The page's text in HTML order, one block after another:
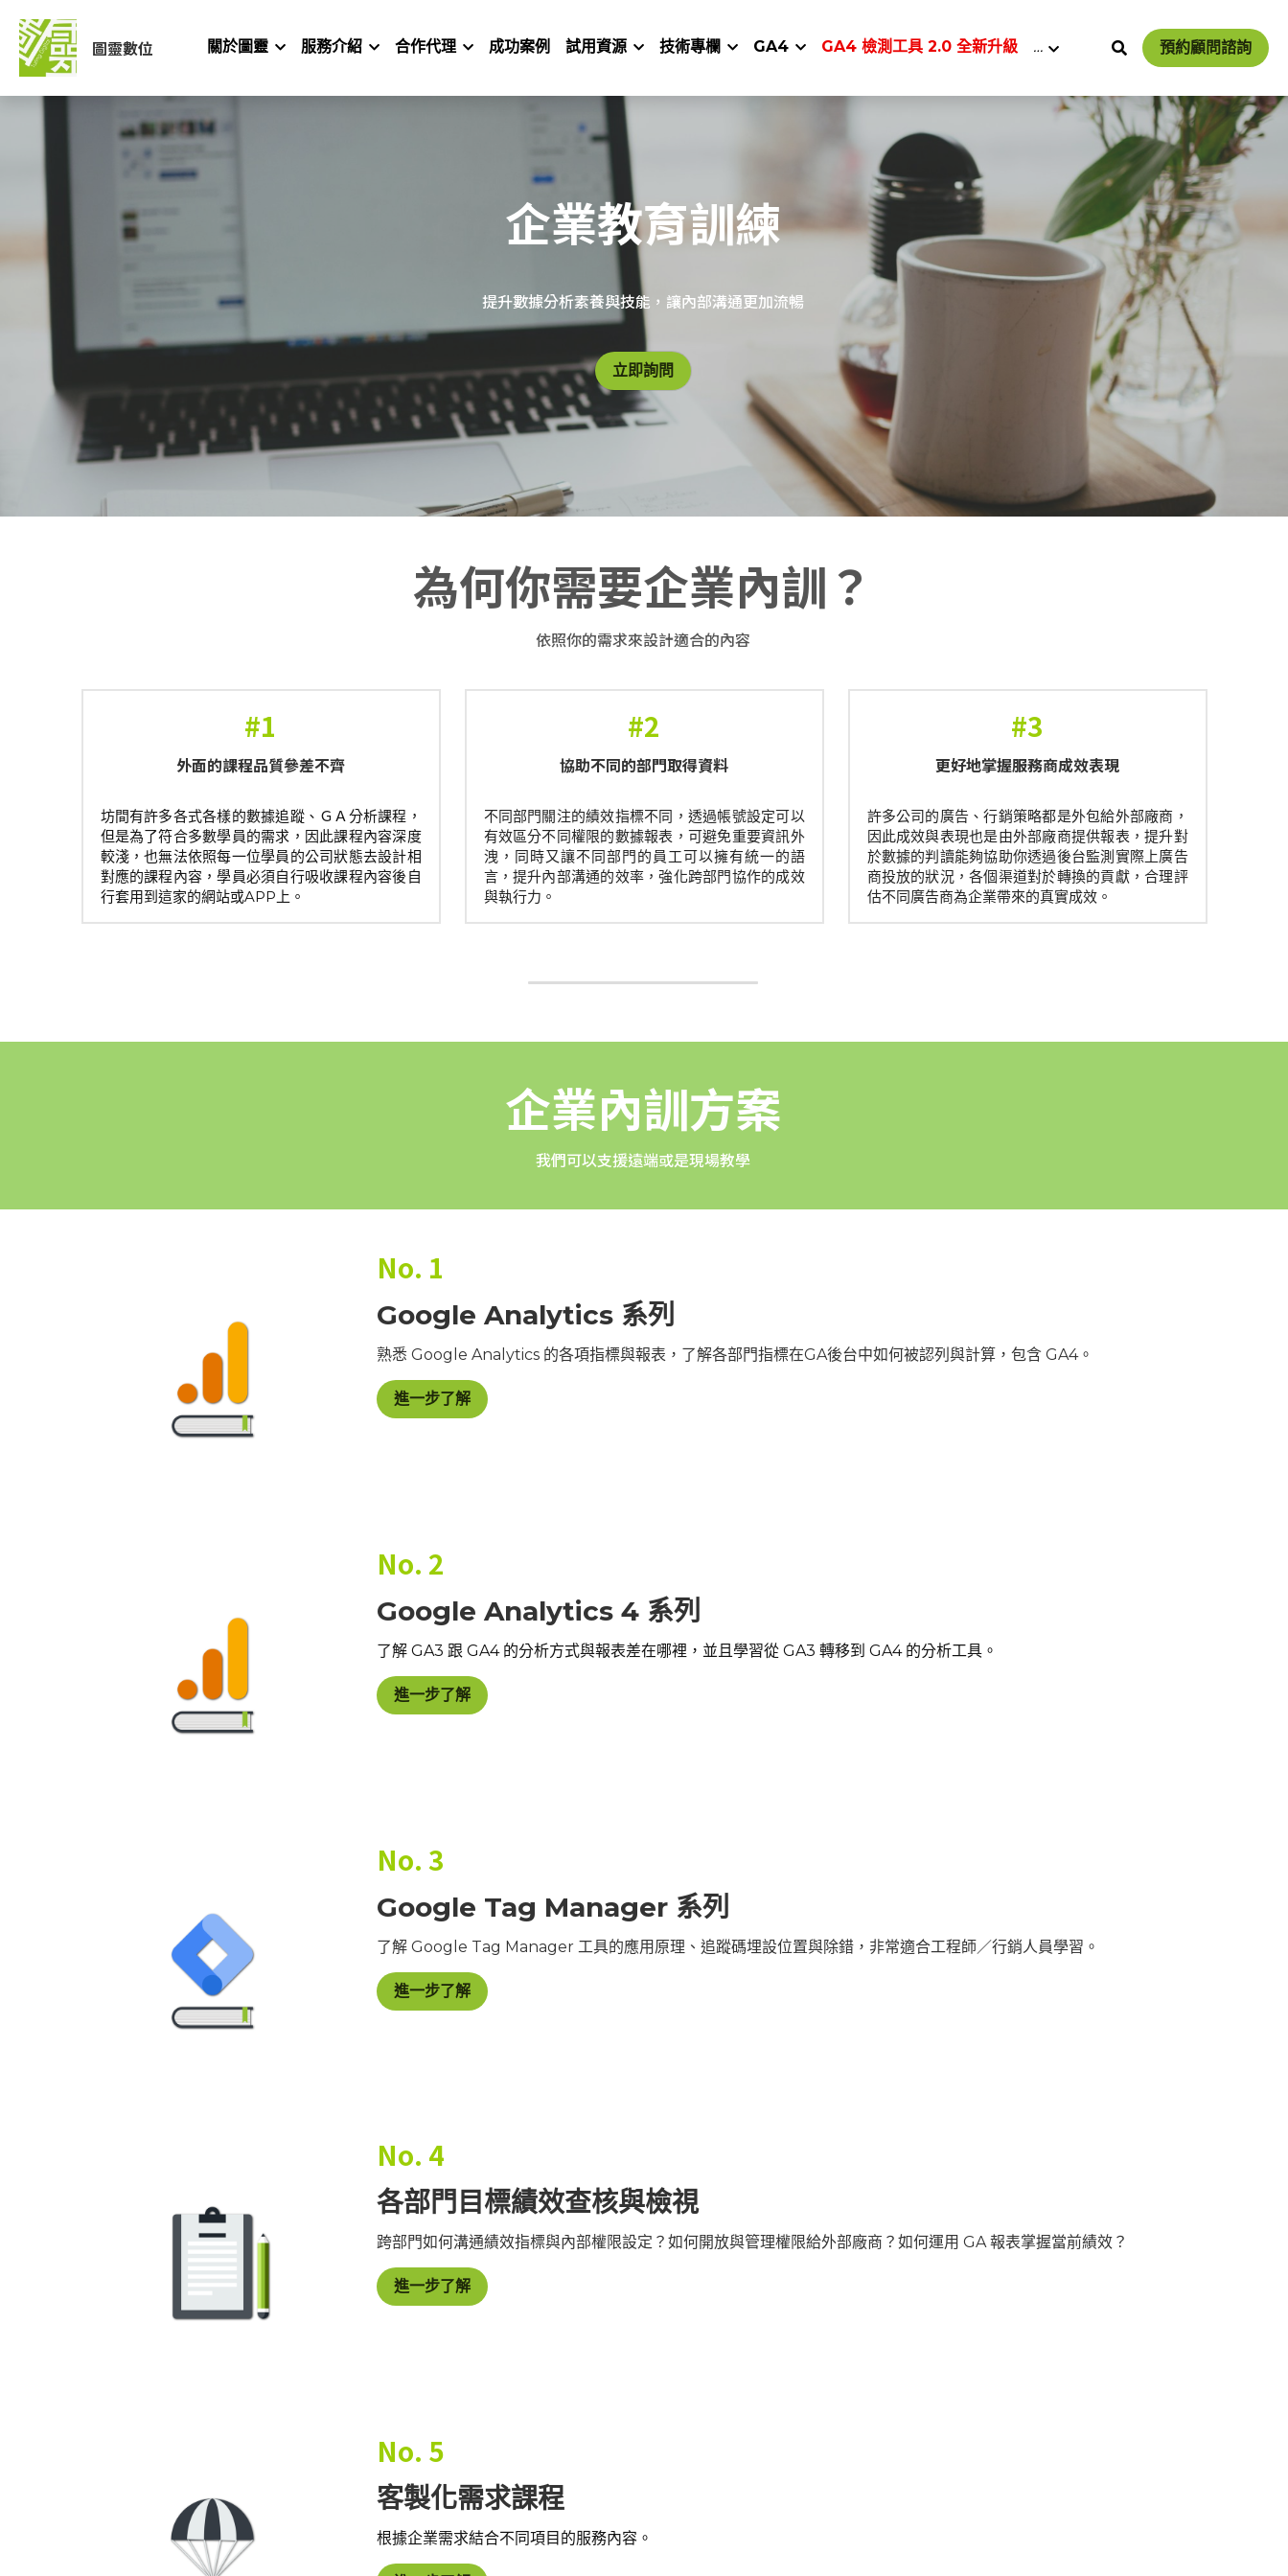
圖靈數位 關於圖靈 服務介紹 合作代理 成功案例 試用資源 技術專欄 GA4 GA4 檢測工具 2.0 全新升級 … 預約顧問諮詢
企業教育訓練
提升數據分析素養與技能，讓內部溝通更加流暢
立即詢問
為何你需要企業內訓？
依照你的需求來設計適合的內容
#1
外面的課程品質參差不齊
坊間有許多各式各樣的數據追蹤、ＧＡ分析課程，
但是為了符合多數學員的需求，因此課程內容深度
較淺，也無法依照每一位學員的公司狀態去設計相
對應的課程內容，學員必須自行吸收課程內容後自
行套用到這家的網站或APP上。
#2
協助不同的部門取得資料
不同部門關注的績效指標不同，透過帳號設定可以
有效區分不同權限的數據報表，可避免重要資訊外
洩，同時又讓不同部門的員工可以擁有統一的語
言，提升內部溝通的效率，強化跨部門協作的成效
與執行力。
#3
更好地掌握服務商成效表現
許多公司的廣告、行銷策略都是外包給外部廠商，
因此成效與表現也是由外部廠商提供報表，提升對
於數據的判讀能夠協助你透過後台監測實際上廣告
商投放的狀況，各個渠道對於轉換的貢獻，合理評
估不同廣告商為企業帶來的真實成效。
企業內訓方案
我們可以支援遠端或是現場教學
No. 1
Google Analytics 系列
熟悉 Google Analytics 的各項指標與報表，了解各部門指標在GA後台中如何被認列與計算，包含 GA4。
進一步了解
No. 2
Google Analytics 4 系列
了解 GA3 跟 GA4 的分析方式與報表差在哪裡，並且學習從 GA3 轉移到 GA4 的分析工具。
進一步了解
No. 3
Google Tag Manager 系列
了解 Google Tag Manager 工具的應用原理、追蹤碼埋設位置與除錯，非常適合工程師／行銷人員學習。
進一步了解
No. 4
各部門目標績效查核與檢視
跨部門如何溝通績效指標與內部權限設定？如何開放與管理權限給外部廠商？如何運用 GA 報表掌握當前績效？
進一步了解
No. 5
客製化需求課程
根據企業需求結合不同項目的服務內容。